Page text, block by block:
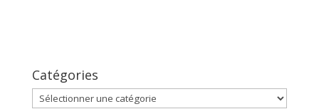
Catégories
Catégories